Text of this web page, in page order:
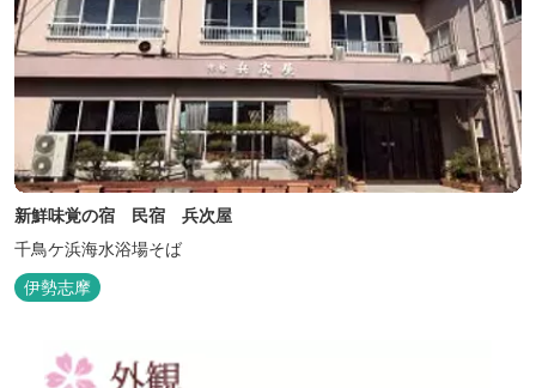
新鮮味覚の宿 民宿 兵次屋
千鳥ケ浜海水浴場そば
伊勢志摩